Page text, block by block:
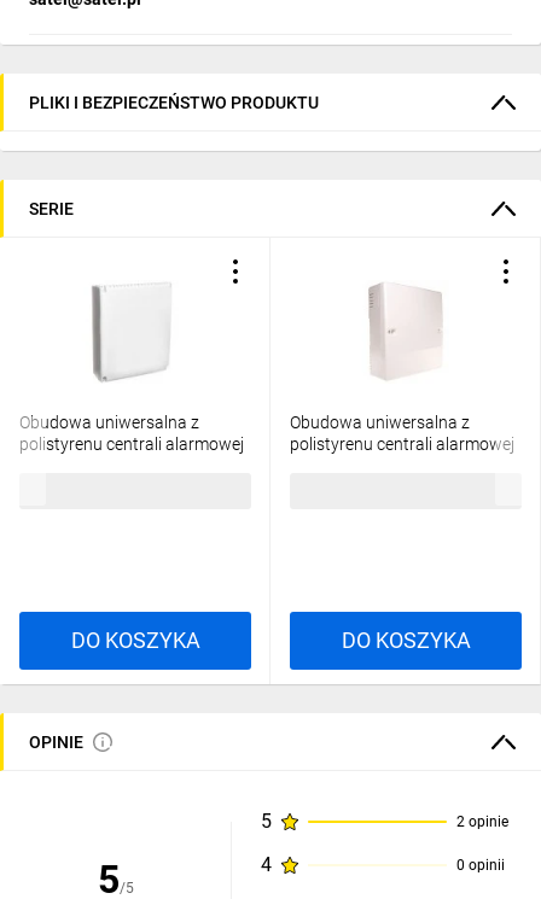
PLIKI I BEZPIECZEŃSTWO PRODUKTU
SERIE
Obudowa uniwersalna z
polistyrenu centrali alarmowej
DO KOSZYKA
Obudowa uniwersalna z
polistyrenu centrali alarmowej
DO KOSZYKA
OPINIE
5/5
5 2 opinie
4 0 opinii